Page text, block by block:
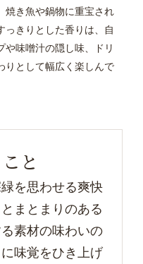
焼き魚や鍋物に重宝され
っきりとした香りは、自
や味噌汁の隠し味、ドリ
りとして幅広く楽しんで
と
を思わせる爽快
まとまりのある
素材の味わいの
味覚をひき上げ